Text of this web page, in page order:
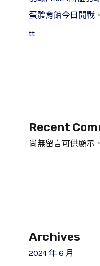
蛋體育館今日開戰。
tt
Recent
尚無留言可供顯示。
Archives
2024 年 6 月